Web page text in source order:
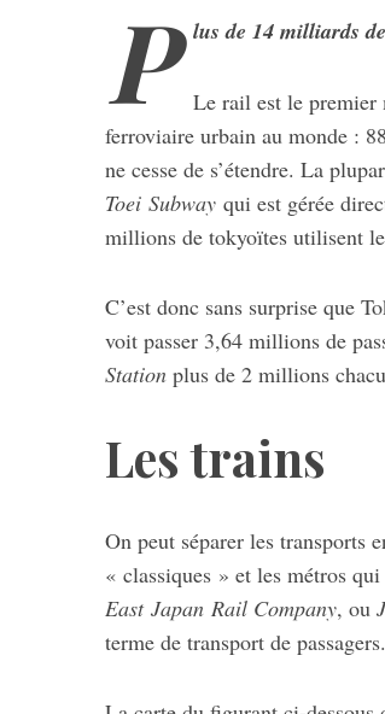
P lus de 14 milliards
Le rail est le premier
ferroviaire urbain au monde :
ne cesse de s’étendre. La
Toei Subway qui est gérée
millions de tokyoïtes utilisent
C’est donc sans surprise que
voit passer 3,64 millions de
Station plus de 2 millions
Les trains
On peut séparer les transports
« classiques » et les métros
East Japan Rail Company, ou
terme de transport de